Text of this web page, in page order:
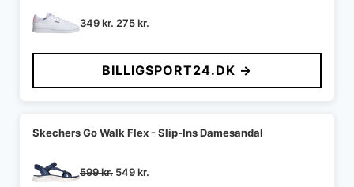
349kr. Den
pris
var:
349 kr..
275kr.
pris
er:
275 kr..
BILLIGSPORT24.DK →
Skechers Go Walk Flex - Slip-Ins Damesandal
599kr. Den
549kr.